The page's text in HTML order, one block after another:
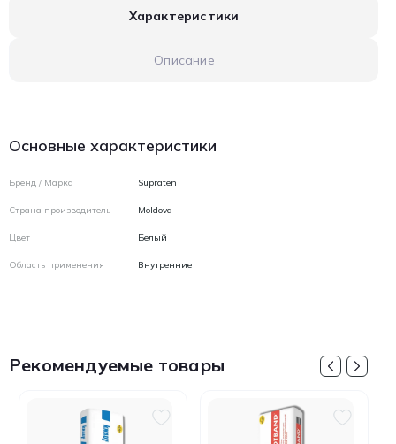
Характеристики
Описание
Основные характеристики
Бренд / Марка Supraten
Страна производитель Moldova
Цвет Белый
Область применения Внутренние
Рекомендуемые товары